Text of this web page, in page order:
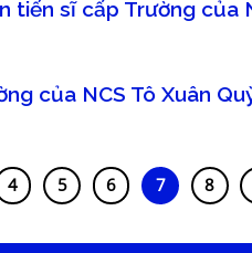
tiến sĩ cấp Trường của
của NCS Tô Xuân
4 5 6 7 8